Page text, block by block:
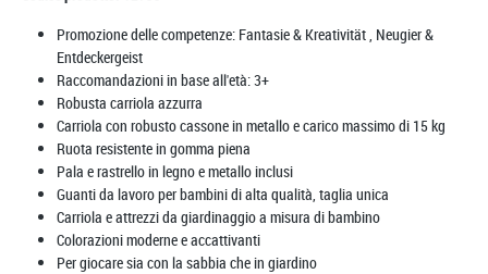
Promozione delle competenze: Fantasie & Kreativität , Neugier &
Entdeckergeist
Raccomandazioni in base all'età:3+
Robusta carriola azzurra
Carriola con robusto cassone in metallo e carico massimo di 15 kg
Ruota resistente in gomma piena
Pala e rastrello in legno e metallo inclusi
Guanti da lavoro per bambini di alta qualità, taglia unica
Carriola e attrezzi da giardinaggio a misura di bambino
Colorazioni moderne e accattivanti
Per giocare sia con la sabbia che in giardino